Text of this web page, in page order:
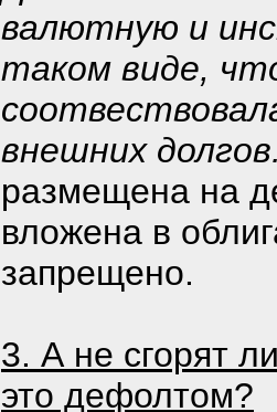
валютную и
таком виде,
внешних
размещена на
вложена в
запрещено.
3. А не сгорят
это дефолтом?